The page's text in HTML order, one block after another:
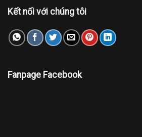
Kết nối với chúng tôi
Fanpage Facebook